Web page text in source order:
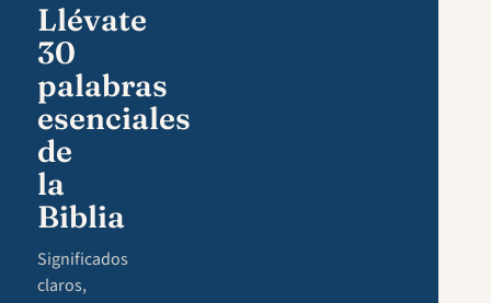
Llévate
30
palabras
esenciales
de
la
Biblia
Significados
claros,